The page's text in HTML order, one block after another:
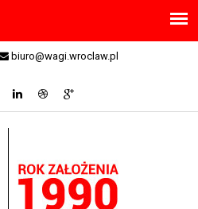
biuro@wagi.wroclaw.pl